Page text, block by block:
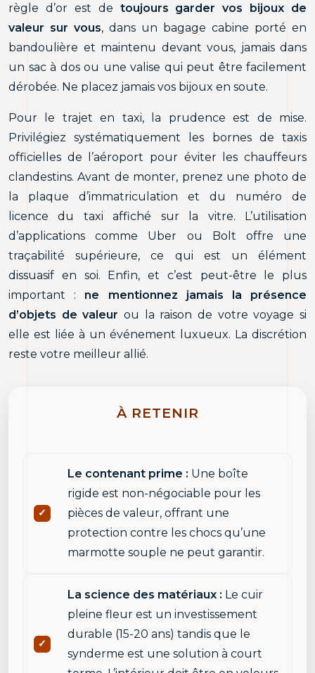
règle d’or est de toujours garder vos bijoux de
valeur sur vous, dans un bagage cabine porté en
bandoulière et maintenu devant vous, jamais dans
un sac à dos ou une valise qui peut être facilement
dérobée. Ne placez jamais vos bijoux en soute.
Pour le trajet en taxi, la prudence est de mise.
Privilégiez systématiquement les bornes de taxis
officielles de l’aéroport pour éviter les chauffeurs
clandestins. Avant de monter, prenez une photo de
la plaque d’immatriculation et du numéro de
licence du taxi affiché sur la vitre. L’utilisation
d’applications comme Uber ou Bolt offre une
traçabilité supérieure, ce qui est un élément
dissuasif en soi. Enfin, et c’est peut-être le plus
important : ne mentionnez jamais la présence
d’objets de valeur ou la raison de votre voyage si
elle est liée à un événement luxueux. La discrétion
reste votre meilleur allié.
À RETENIR
Le contenant prime : Une boîte
rigide est non-négociable pour les
pièces de valeur, offrant une
protection contre les chocs qu’une
marmotte souple ne peut garantir.
La science des matériaux : Le cuir
pleine fleur est un investissement
durable (15-20 ans) tandis que le
synderme est une solution à court